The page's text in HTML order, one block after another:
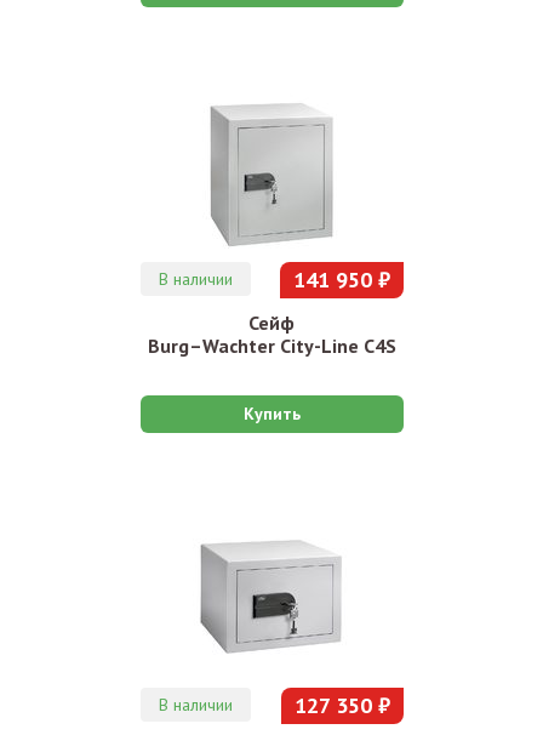
В наличии 141 950 ₽
Сейф
Burg–Wachter City-Line C4S
Купить
В наличии 127 350 ₽